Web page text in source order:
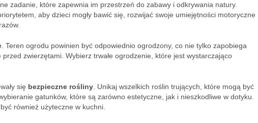
zadanie, które zapewnia im przestrzeń do zabawy i odkrywania natury.
aby dzieci mogły bawić się, rozwijać swoje umiejętności motoryczne
. Teren ogrodu powinien być odpowiednio ogrodzony, co nie tylko zapobiega
zwierzętami. Wybierz trwałe ogrodzenie, które jest wystarczająco
się bezpieczne rośliny . Unikaj wszelkich roślin trujących, które mogą być
gatunków, które są zarówno estetyczne, jak i nieszkodliwe w dotyku.
również użyteczne w kuchni.